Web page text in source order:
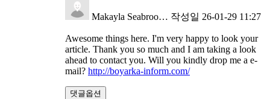
Makayla Seabroo… 작성일 26-01-29 11:27
Awesome things here. I'm very happy to look your
article. Thank you so much and I am taking a look
ahead to contact you. Will you kindly drop me a e-
mail? http://boyarka-inform.com/
댓글옵션